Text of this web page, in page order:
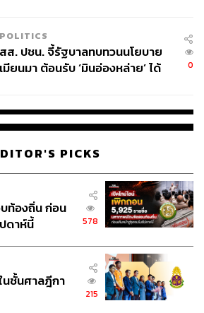
POLITICS
สส. ปชน. จี้รัฐบาลทบทวนนโยบาย
เมียนมา ต้อนรับ ‘มินอ่องหล่าย’ ได้
0
PICKS
ท้องถิ่น ก่อน
ดาห์นี้
578
นชั้นศาลฎีกา
215